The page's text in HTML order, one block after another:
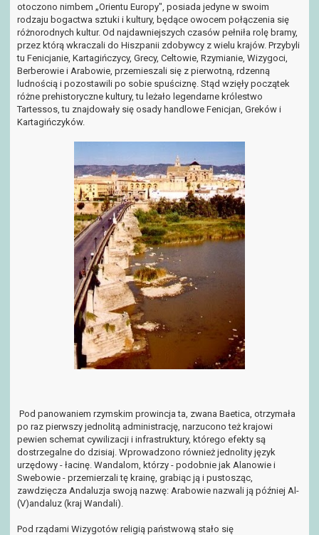
a
v
i
g
a
t
i
o
n
otoczono nimbem „Orientu Europy", posiada jedyne w swoim
rodzaju bogactwa sztuki i kultury, będące owocem połączenia się
różnorodnych kultur. Od najdawniejszych czasów pełniła rolę bramy,
przez którą wkraczali do Hiszpanii zdobywcy z wielu krajów. Przybyli
tu Fenicjanie, Kartagińczycy, Grecy, Celtowie, Rzymianie, Wizygoci,
Berberowie i Arabowie, przemieszali się z pierwotną, rdzenną
ludnością i pozostawili po sobie spuściznę. Stąd wzięły początek
różne prehistoryczne kultury, tu leżało legendarne królestwo
Tartessos, tu znajdowały się osady handlowe Fenicjan, Greków i
Kartagińczyków.
Pod panowaniem rzymskim prowincja ta, zwana Baetica, otrzymała
po raz pierwszy jednolitą administrację, narzucono też krajowi
pewien schemat cywilizacji i infrastruktury, którego efekty są
dostrzegalne do dzisiaj. Wprowadzono również jednolity język
urzędowy - łacinę. Wandalom, którzy - podobnie jak Alanowie i
Swebowie - przemierzali tę krainę, grabiąc ją i pustosząc,
zawdzięcza Andaluzja swoją nazwę: Arabowie nazwali ją później Al-
(V)andaluz (kraj Wandali).
Pod rządami Wizygotów religią państwową stało się